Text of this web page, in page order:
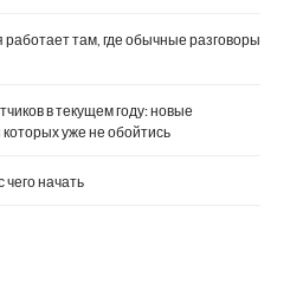
там, где обычные разговоры
в текущем году: новые
уже не обойтись
чего начать